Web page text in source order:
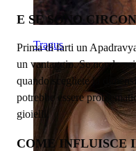
Tragus
E SE SONO
Prima di farti un
un vantaggio. Se non lo
quando scegliete la
potrebbe essere
gioielli.
COME INFLUISCE